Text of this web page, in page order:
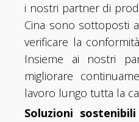
i nostri partner di
Cina sono sottoposti
verificare la
Insieme ai nostri
migliorare
lavoro lungo tutta la
Soluzioni